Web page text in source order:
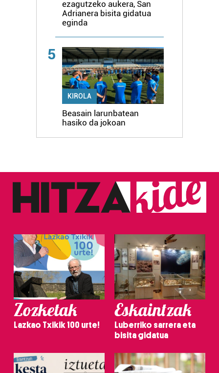
ezagutzeko aukera, San
Adrianera bisita gidatua
eginda
5
KIROLA
Beasain larunbatean
hasiko da jokoan
Zozketak
Lazkao Txikik 100 urte!
Eskaintzak
Luberriko sarrera eta
bisita gidatua